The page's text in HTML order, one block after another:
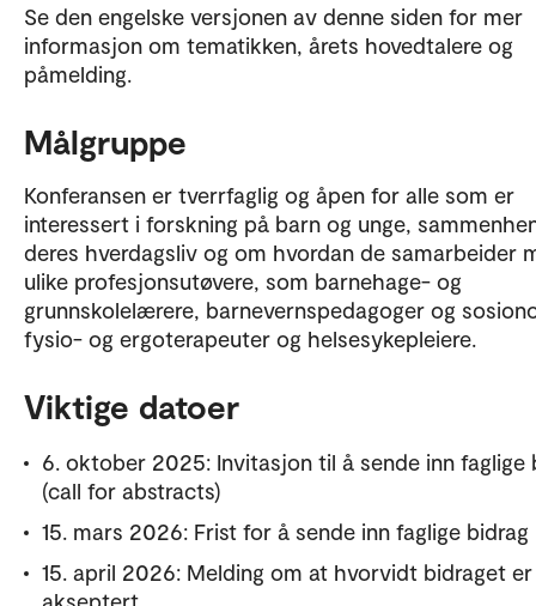
Se den engelske versjonen av denne siden for mer
informasjon om tematikken, årets hovedtalere og
påmelding.
Målgruppe
Konferansen er tverrfaglig og åpen for alle som er
interessert i forskning på barn og unge,
deres hverdagsliv og om hvordan de samarbeider
ulike profesjonsutøvere, som barnehage- og
grunnskolelærere, barnevernspedagoger og
fysio- og ergoterapeuter og helsesykepleiere.
Viktige datoer
6. oktober 2025: Invitasjon til å sende inn faglige
(call for abstracts)
15. mars 2026: Frist for å sende inn faglige bidrag
15. april 2026: Melding om at hvorvidt bidraget er
akseptert